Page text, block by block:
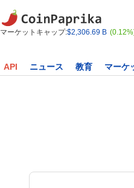
マーケットキャップ:$2,306.69 B
API ニュース 教育 マーケ